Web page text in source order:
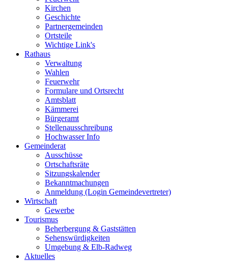
Kirchen
Geschichte
Partnergemeinden
Ortsteile
Wichtige Link's
Rathaus
Verwaltung
Wahlen
Feuerwehr
Formulare und Ortsrecht
Amtsblatt
Kämmerei
Bürgeramt
Stellenausschreibung
Hochwasser Info
Gemeinderat
Ausschüsse
Ortschaftsräte
Sitzungskalender
Bekanntmachungen
Anmeldung (Login Gemeindevertreter)
Wirtschaft
Gewerbe
Tourismus
Beherbergung & Gaststätten
Sehenswürdigkeiten
Umgebung & Elb-Radweg
Aktuelles